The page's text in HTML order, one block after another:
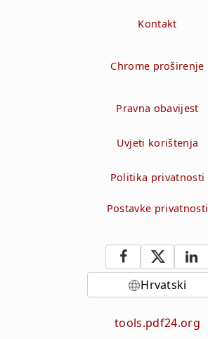
Kontakt
Chrome proširenje
Pravna obavijest
Uvjeti korištenja
Politika privatnosti
Postavke privatnosti
Hrvatski
tools.pdf24.org